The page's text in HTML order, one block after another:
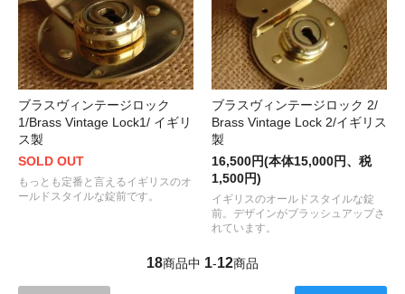
ブラスヴィンテージロック
1/Brass Vintage Lock1/ イギリ
ス製
SOLD OUT
もっとも定番と言えるイギリスのオ
ールドスタイルな錠前です。
ブラスヴィンテージロック 2/
Brass Vintage Lock 2/イギリス
製
16,500円(本体15,000円、税
1,500円)
イギリスのオールドスタイルな錠
前。デザインがブラッシュアップさ
れています。
18商品中 1-12商品